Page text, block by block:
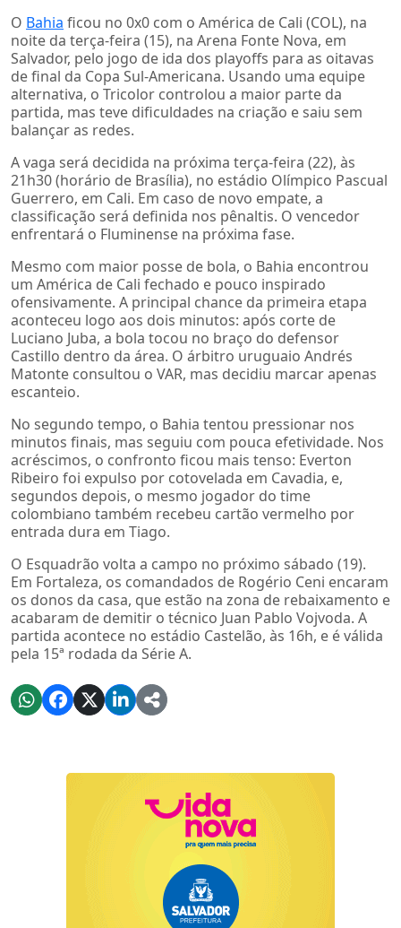
O Bahia ficou no 0x0 com o América de Cali (COL), na
noite da terça-feira (15), na Arena Fonte Nova, em
Salvador, pelo jogo de ida dos playoffs para as oitavas
de final da Copa Sul-Americana. Usando uma equipe
alternativa, o Tricolor controlou a maior parte da
partida, mas teve dificuldades na criação e saiu sem
balançar as redes.
A vaga será decidida na próxima terça-feira (22), às
21h30 (horário de Brasília), no estádio Olímpico Pascual
Guerrero, em Cali. Em caso de novo empate, a
classificação será definida nos pênaltis. O vencedor
enfrentará o Fluminense na próxima fase.
Mesmo com maior posse de bola, o Bahia encontrou
um América de Cali fechado e pouco inspirado
ofensivamente. A principal chance da primeira etapa
aconteceu logo aos dois minutos: após corte de
Luciano Juba, a bola tocou no braço do defensor
Castillo dentro da área. O árbitro uruguaio Andrés
Matonte consultou o VAR, mas decidiu marcar apenas
escanteio.
No segundo tempo, o Bahia tentou pressionar nos
minutos finais, mas seguiu com pouca efetividade. Nos
acréscimos, o confronto ficou mais tenso: Everton
Ribeiro foi expulso por cotovelada em Cavadia, e,
segundos depois, o mesmo jogador do time
colombiano também recebeu cartão vermelho por
entrada dura em Tiago.
O Esquadrão volta a campo no próximo sábado (19).
Em Fortaleza, os comandados de Rogério Ceni encaram
os donos da casa, que estão na zona de rebaixamento e
acabaram de demitir o técnico Juan Pablo Vojvoda. A
partida acontece no estádio Castelão, às 16h, e é válida
pela 15ª rodada da Série A.